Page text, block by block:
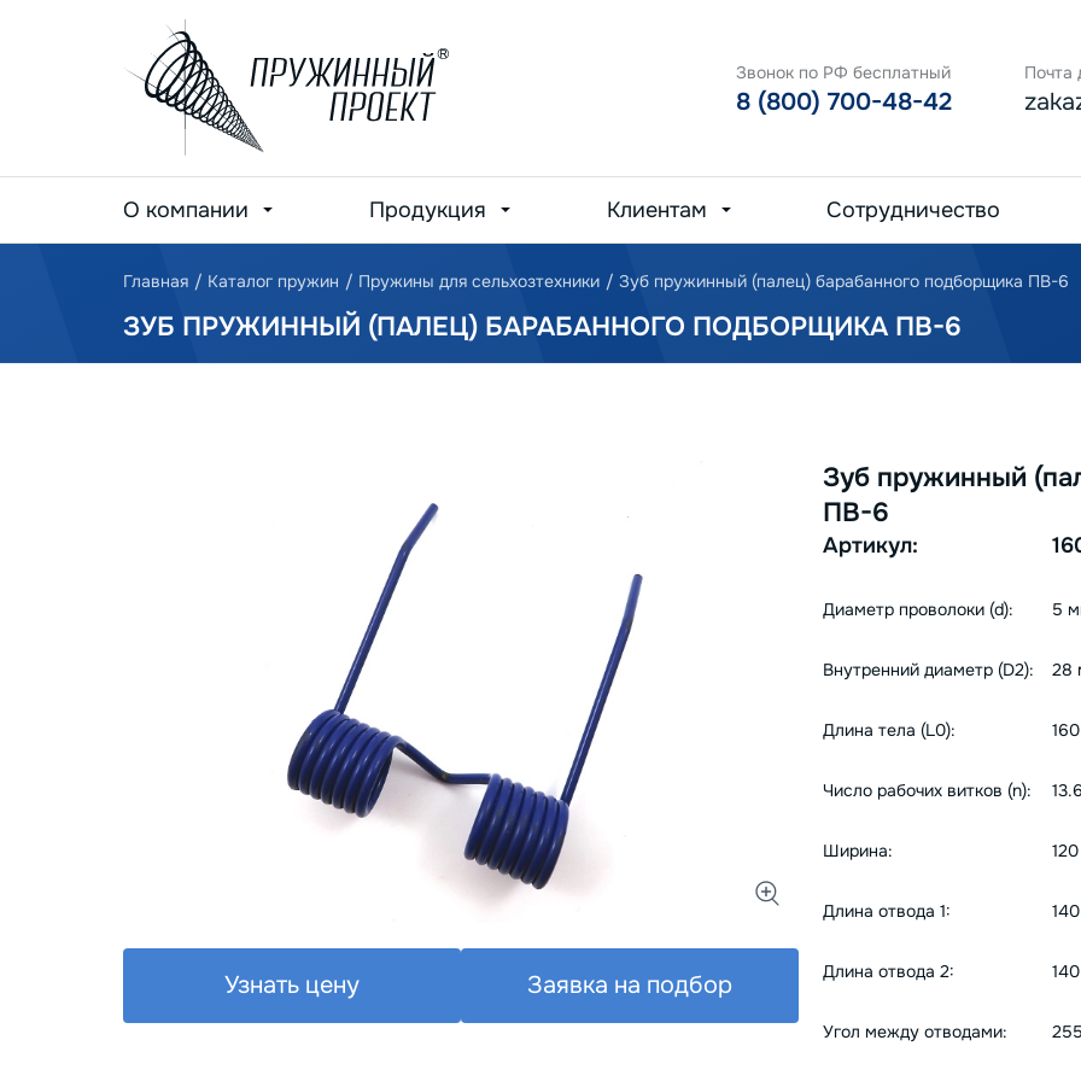
Звонок по РФ бесплатный
8 (800) 700-48-42
Почта
О компании Продукция Клиентам Сотрудничество
Главная / Каталог пружин / Пружины для сельхозтехники / Зуб пружинный (палец) барабанного подборщика ПВ-6
ЗУБ ПРУЖИННЫЙ (ПАЛЕЦ) БАРАБАННОГО ПОДБОРЩИКА ПВ-6
Зуб пружинный
ПВ-6
Артикул:
Диаметр проволоки (d): 5
Внутренний диаметр (D2): 28
Длина тела (L0):
Число рабочих витков (n): 13.6
Ширина:
Длина отвода 1:
Длина отвода 2:
Угол между отводами: 255
Узнать цену Заявка на подбор